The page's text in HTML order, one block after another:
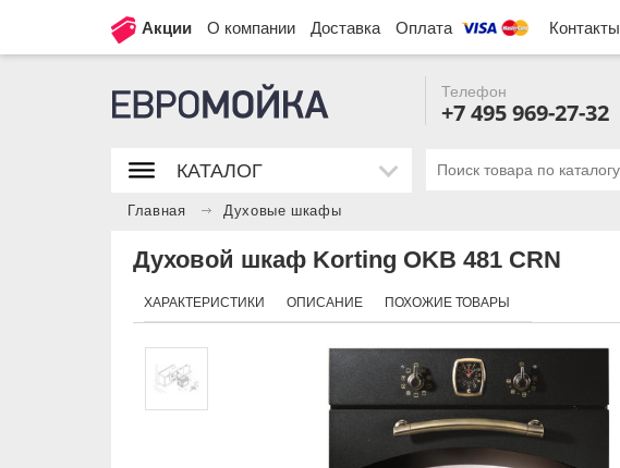
Акции О компании Доставка Оплата Контакты
Телефон
+7 495 969-27-32
КАТАЛОГ
Главная Духовые шкафы
Духовой шкаф Korting OKB 481 CRN
ХАРАКТЕРИСТИКИ ОПИСАНИЕ ПОХОЖИЕ ТОВАРЫ